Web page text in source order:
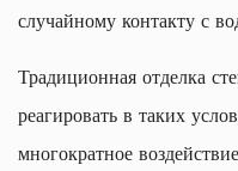
случайному контакту с
Традиционная отделка
реагировать в таких
многократное